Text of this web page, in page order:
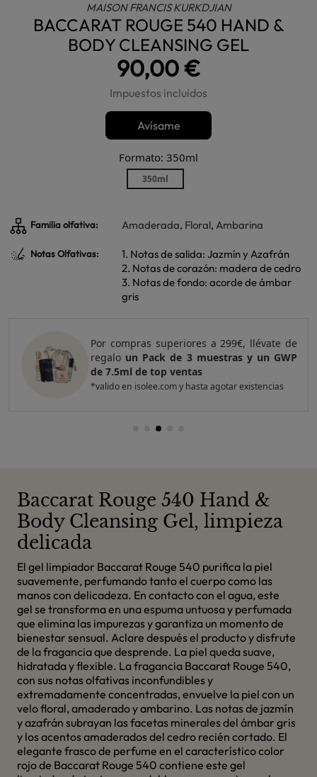
MAISON FRANCIS KURKDJIAN
BACCARAT ROUGE 540 HAND &
BODY CLEANSING GEL
90,00 €
Impuestos incluidos
Avísame
Formato: 350ml
350ml
Familia olfativa: Amaderada, Floral, Ambarina
Notas Olfativas:
1. Notas de salida: Jazmín y Azafrán
2. Notas de corazón: madera de cedro
3. Notas de fondo: acorde de ámbar
gris
Por compras superiores a 299€, llévate de
regalo un Pack de 3 muestras y un GWP
de 7.5ml de top ventas
*valido en isolee.com y hasta agotar existencias
Baccarat Rouge 540 Hand &
Body Cleansing Gel, limpieza
delicada
El gel limpiador Baccarat Rouge 540 purifica la piel
suavemente, perfumando tanto el cuerpo como las
manos con delicadeza. En contacto con el agua, este
gel se transforma en una espuma untuosa y perfumada
que elimina las impurezas y garantiza un momento de
bienestar sensual. Aclare después el producto y disfrute
de la fragancia que desprende. La piel queda suave,
hidratada y flexible. La fragancia Baccarat Rouge 540,
con sus notas olfativas inconfundibles y
extremadamente concentradas, envuelve la piel con un
velo floral, amaderado y ambarino. Las notas de jazmín
y azafrán subrayan las facetas minerales del ámbar gris
y los acentos amaderados del cedro recién cortado. El
elegante frasco de perfume en el característico color
rojo de Baccarat Rouge 540 contiene este gel